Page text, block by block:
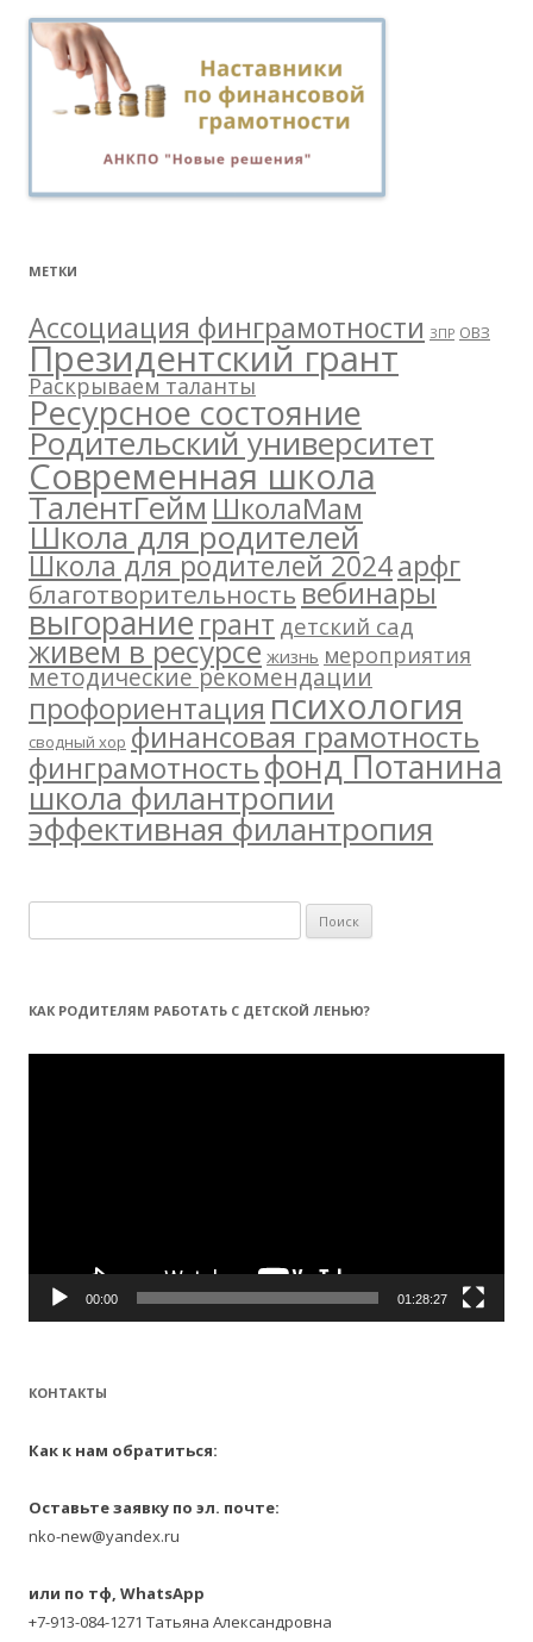
МЕТКИ
Ассоциация финграмотности ЗПР ОВЗ
Президентский грант
Раскрываем таланты
Ресурсное состояние
Родительский университет
Современная школа
ТалентГеймШколаМам
Школа для родителей
Школа для родителей 2024арфг
благотворительностьвебинары
выгораниегрант детский сад
живем в ресурсе жизнь мероприятия
методические рекомендации
профориентация психология
сводный хор финансовая грамотность
финграмотностьфонд Потанина
школа филантропии
эффективная филантропия
а
т
:
КАК РОДИТЕЛЯМ РАБОТАТЬ С ДЕТСКОЙ ЛЕНЬЮ?
Видеоплеер
00:00 01:28:27
КОНТАКТЫ
Как к нам обратиться:
Оставьте заявку по эл. почте:
nko-new@yandex.ru
или по тф, WhatsApp
+7-913-084-1271 Татьяна Александровна